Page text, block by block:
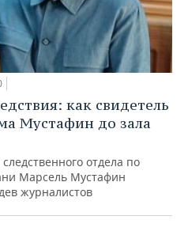
как свидетель
Мустафин до зала
отдела по
Марсель Мустафин
журналистов